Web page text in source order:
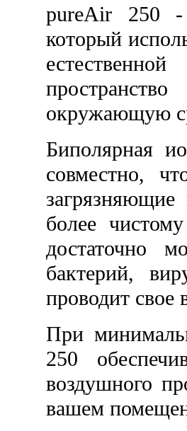
pureAir 250 -
который
окружающую
Биполярная
совместно,
более
достаточно
бактерий,
проводит свое
При
250
воздушного
вашем